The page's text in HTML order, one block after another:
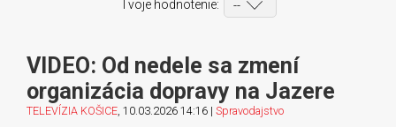
Tvoje hodnotenie:
VIDEO: Od nedele sa zmení
organizácia dopravy na Jazere
TELEVÍZIA KOŠICE , 10.03.2026 14:16 | Spravodajstvo